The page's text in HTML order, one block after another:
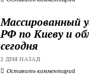
Массированный
РФ по Киеву и
сегодня
2 ДНЯ НАЗАД
Оставить комментарий